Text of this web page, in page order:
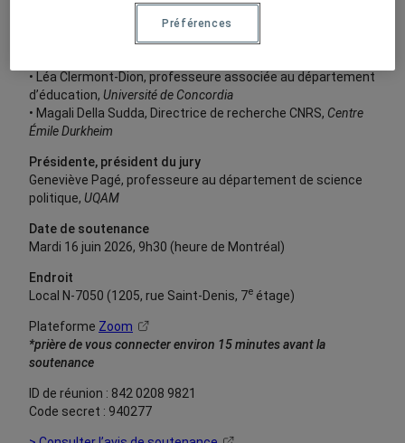
Francis Dupuis-Déri, professeur au département de science
• Léa Clermont-Dion, professeure associée au département
d’éducation, Université de Concordia
• Magali Della Sudda, Directrice de recherche CNRS, Centre
Émile Durkheim
Présidente, président du jury
Geneviève Pagé, professeure au département de science
politique, UQAM
Date de soutenance
Mardi 16 juin 2026, 9h30 (heure de Montréal)
Endroit
Local N-7050 (1205, rue Saint-Denis, 7e étage)
Plateforme Zoom
*prière de vous connecter environ 15 minutes avant la
soutenance
ID de réunion : 842 0208 9821
Code secret : 940277
Préférences